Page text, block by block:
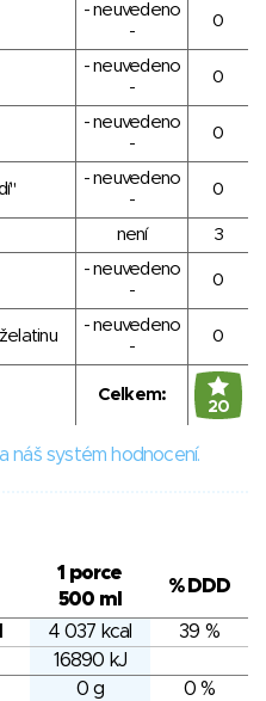
- neuvedeno
-
0
- neuvedeno
-
0
- neuvedeno
-
0
- neuvedeno
-
0
není
3
- neuvedeno
-
0
- neuvedeno
-
0
Celkem:
20
náš systém hodnocení.
1 porce
500 ml
% DDD
4 037 kcal
39 %
16890 kJ
0 g
0 %